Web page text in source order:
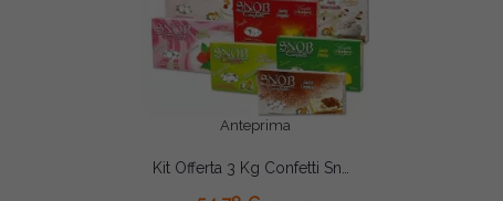
Anteprima
AGGIUNGI AL CARRELLO